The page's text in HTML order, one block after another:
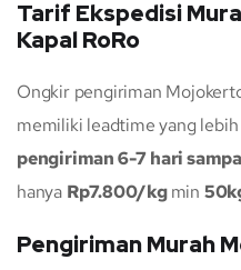
Tarif Ekspedisi
Kapal RoRo
Ongkir pengiriman
memiliki leadtime yang
pengiriman 6-7 hari
hanya Rp7.800/kgmin
Pengiriman Murah